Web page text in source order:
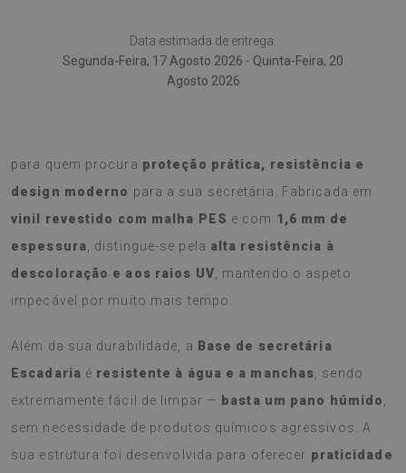
Data estimada de entrega:
Segunda-Feira, 17 Agosto 2026 - Quinta-Feira, 20
Agosto 2026
para quem procura proteção prática, resistência e
design moderno para a sua secretária. Fabricada em
vinil revestido com malha PES e com 1,6 mm de
espessura
, distingue-se pela alta resistência à
descoloração e aos raios UV , mantendo o aspeto
impecável por muito mais tempo.
Além da sua durabilidade, a Base de secretária
Escadaria é resistente à água e a manchas , sendo
extremamente fácil de limpar — basta um pano húmido
sem necessidade de produtos químicos agressivos. A
sua estrutura foi desenvolvida para oferecer praticidade